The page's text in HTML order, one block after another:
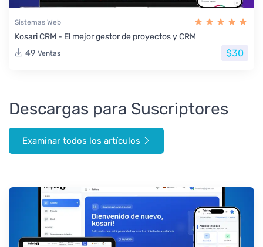
Sistemas Web
Kosari CRM - El mejor gestor de proyectos y CRM
49 Ventas $30
Descargas para Suscriptores
Examinar todos los artículos